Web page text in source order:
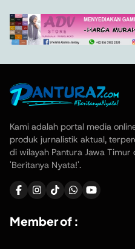
Kami adalah portal media
produk jurnalistik aktual,
di wilayah Pantura Jawa
'Beritanya Nyata!'.
Member of :